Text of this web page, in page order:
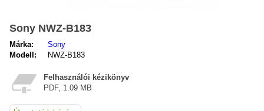
Sony NWZ-B183
Márka:
Sony
Modell:
NWZ-B183
Felhasználói kézikönyv
PDF, 1.09 MB